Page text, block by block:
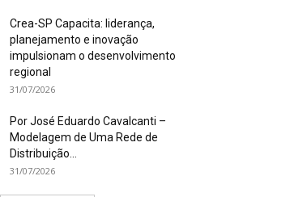
Crea-SP Capacita: liderança,
planejamento e inovação
impulsionam o desenvolvimento
regional
31/07/2026
Por José Eduardo Cavalcanti –
Modelagem de Uma Rede de
Distribuição...
31/07/2026